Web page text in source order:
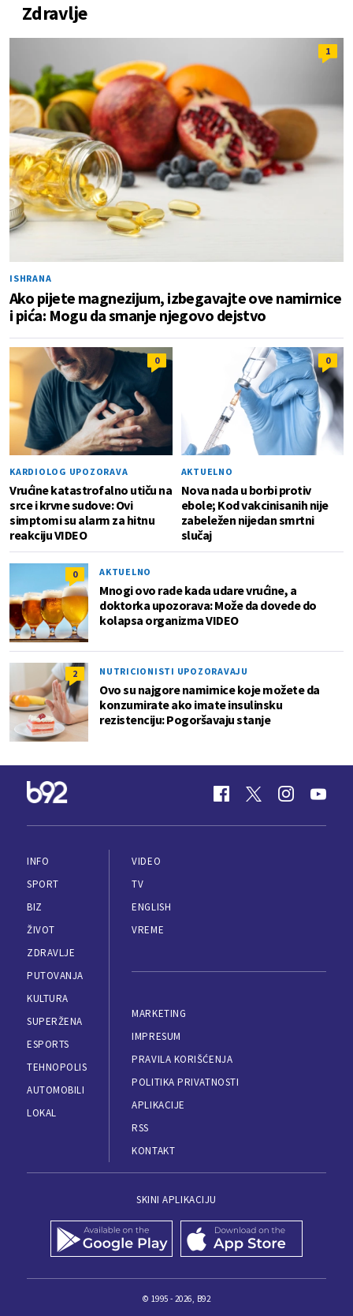
Zdravlje
1
ISHRANA
Ako pijete magnezijum, izbegavajte ove namirnice
i pića: Mogu da smanje njegovo dejstvo
0
KARDIOLOG UPOZORAVA
Vrućine katastrofalno utiču na
srce i krvne sudove: Ovi
simptomi su alarm za hitnu
reakciju VIDEO
0
AKTUELNO
Nova nada u borbi protiv
ebole; Kod vakcinisanih nije
zabeležen nijedan smrtni
slučaj
0 AKTUELNO
Mnogi ovo rade kada udare vrućine, a
doktorka upozorava: Može da dovede do
kolapsa organizma VIDEO
2 NUTRICIONISTI UPOZORAVAJU
Ovo su najgore namirnice koje možete da
konzumirate ako imate insulinsku
rezistenciju: Pogoršavaju stanje
INFO
SPORT
BIZ
ŽIVOT
ZDRAVLJE
PUTOVANJA
KULTURA
SUPERŽENA
ESPORTS
TEHNOPOLIS
AUTOMOBILI
LOKAL
VIDEO
TV
ENGLISH
VREME
MARKETING
IMPRESUM
PRAVILA KORIŠĆENJA
POLITIKA PRIVATNOSTI
APLIKACIJE
RSS
KONTAKT
SKINI APLIKACIJU
© 1995 - 2026, B92